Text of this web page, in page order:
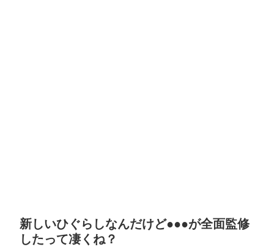
新しいひぐらしなんだけど●●●が全面監修
したって凄くね？